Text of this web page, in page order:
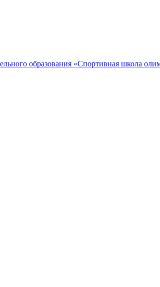
образования «Спортивная школа